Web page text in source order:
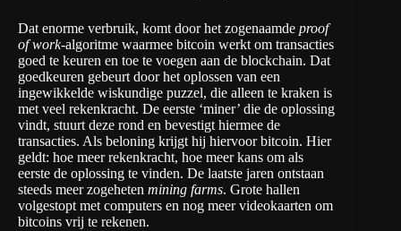
Dat enorme verbruik, komt door het zogenaamde proof
of work-algoritme waarmee bitcoin werkt om transacties
goed te keuren en toe te voegen aan de blockchain. Dat
goedkeuren gebeurt door het oplossen van een
ingewikkelde wiskundige puzzel, die alleen te kraken is
met veel rekenkracht. De eerste ‘miner’ die de oplossing
vindt, stuurt deze rond en bevestigt hiermee de
transacties. Als beloning krijgt hij hiervoor bitcoin. Hier
geldt: hoe meer rekenkracht, hoe meer kans om als
eerste de oplossing te vinden. De laatste jaren ontstaan
steeds meer zogeheten mining farms. Grote hallen
volgestopt met computers en nog meer videokaarten om
bitcoins vrij te rekenen.